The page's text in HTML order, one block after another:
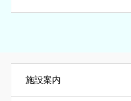
施設案内